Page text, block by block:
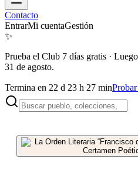
Contacto
EntrarMi cuentaGestión
✨
Prueba el Club 7 días gratis ·
31 de agosto.
Termina en 22 d 23 h 27 min